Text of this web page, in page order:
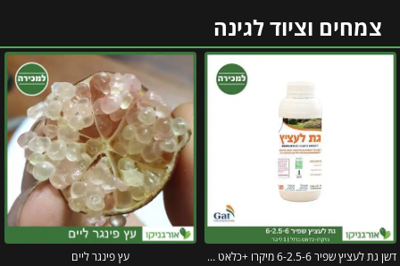
צמחים וציוד לגינה
דשן גת לעציץ שפיר 6-2.5-6 מיקרו +כלאט ברזל 5 ליטר עץ פינגר ליים